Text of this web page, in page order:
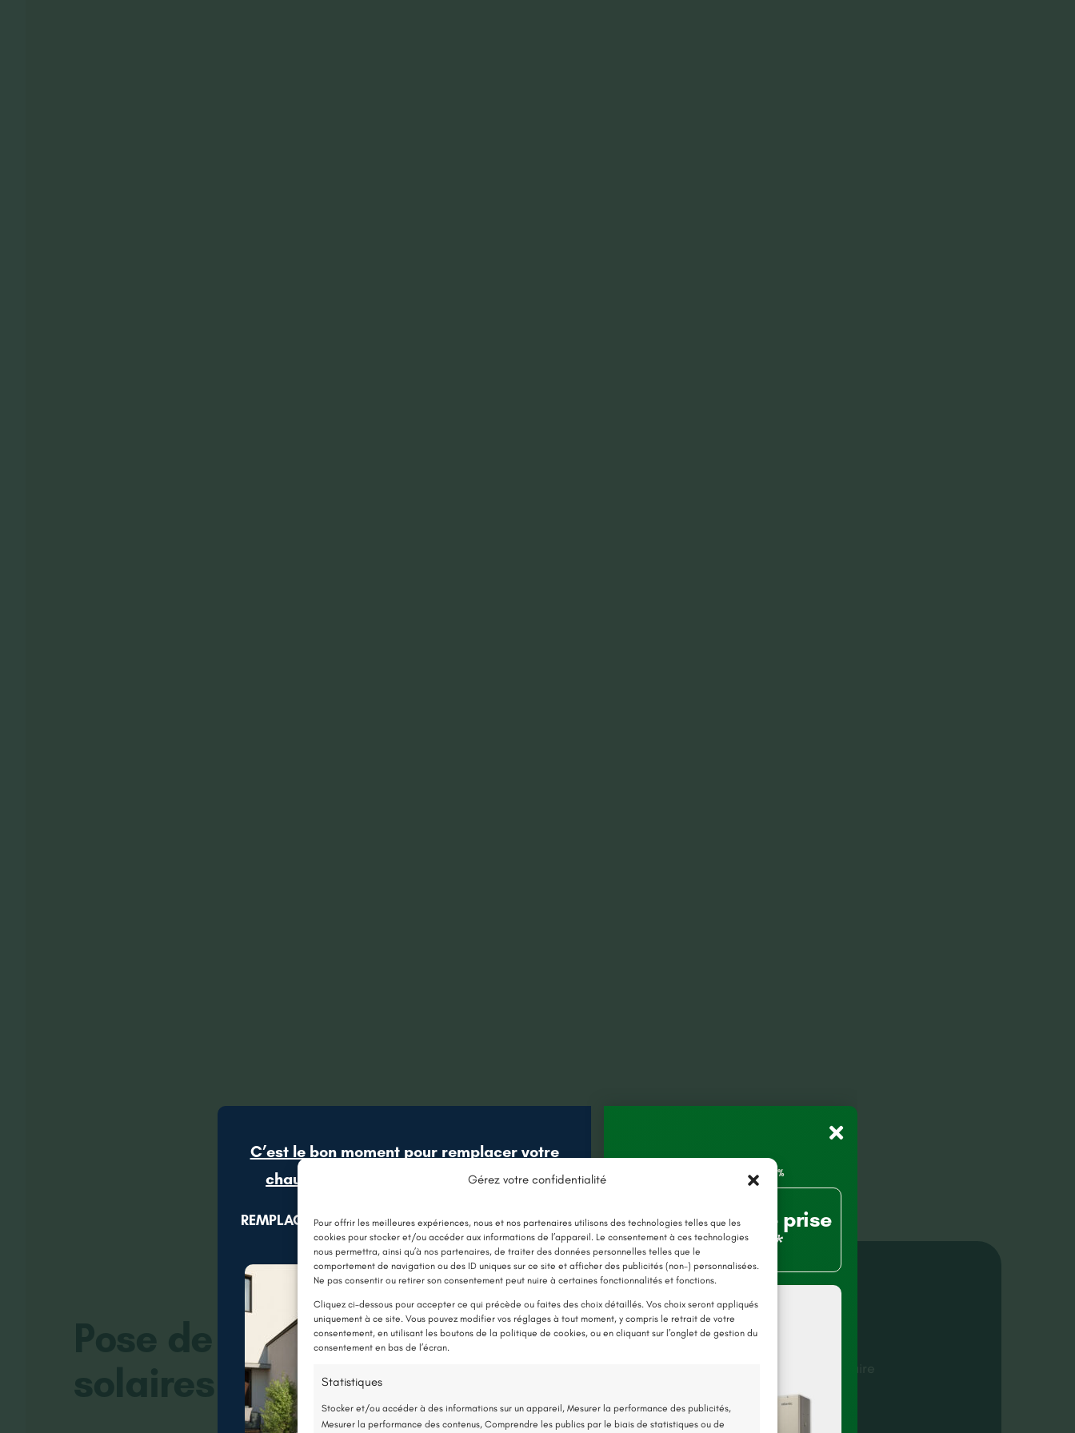
Gérez votre confidentialité
Pour offrir les meilleures expériences, nous et nos partenaires utilisons des technologies telles que les
cookies pour stocker et/ou accéder aux informations de l’appareil. Le consentement à ces technologies
nous permettra, ainsi qu’à nos partenaires, de traiter des données personnelles telles que le
comportement de navigation ou des ID uniques sur ce site et afficher des publicités (non-) personnalisées.
Ne pas consentir ou retirer son consentement peut nuire à certaines fonctionnalités et fonctions.
Cliquez ci-dessous pour accepter ce qui précède ou faites des choix détaillés. Vos choix seront appliqués
uniquement à ce site. Vous pouvez modifier vos réglages à tout moment, y compris le retrait de votre
consentement, en utilisant les boutons de la politique de cookies, ou en cliquant sur l’onglet de gestion du
consentement en bas de l’écran.
Statistiques
Stocker et/ou accéder à des informations sur un appareil, Mesurer la performance des publicités,
Mesurer la performance des contenus, Comprendre les publics par le biais de statistiques ou de
Pose de volets roulants
solaires aux Ponts-de-Cé
Détails du projet
Les Ponts-de-Cé (49)
Volet solaire
C’est le bon moment pour remplacer votre
chaudière grâce aux nouvelles aides !
REMPLACEZ VOTRE CHAUDIÈRE PAR UNE POMPE À
CHALEUR
Jusqu’à 80% de prise
en charge*